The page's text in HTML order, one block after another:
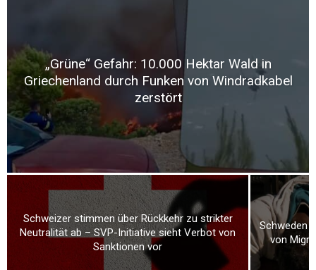
„Grüne“ Gefahr: 10.000 Hektar Wald in
Griechenland durch Funken von Windradkabel
zerstört
Schweizer stimmen über Rückkehr zu strikter
Neutralität ab – SVP-Initiative sieht Verbot von
Sanktionen vor
Schweden
von